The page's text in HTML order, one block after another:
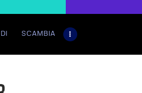
SCAMBIA
BoardGameBazar |
HOME
IL